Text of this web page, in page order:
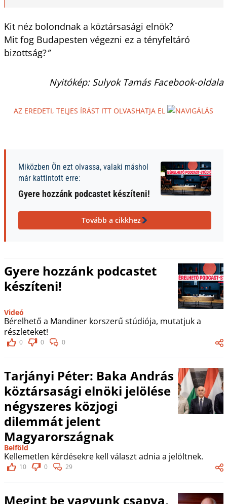
Kit néz bolondnak a köztársasági elnök?
Mit fog Budapesten végezni ez a tényfeltáró
bizottság?”
Nyitókép: Sulyok Tamás Facebook-oldala
AZ EREDETI, TELJES ÍRÁST ITT OLVASHATJA EL
Miközben Ön ezt olvassa, valaki máshol
már kattintott erre:
Gyere hozzánk podcastet készíteni!
Tovább a cikkhez
Gyere hozzánk podcastet
készíteni!
Videó
Bérelhető a Mandiner korszerű stúdiója, mutatjuk a
részleteket!
0 0 0
Tarjányi Péter: Baka András
köztársasági elnöki jelölése
négyszeres közjogi
dilemmát jelent
Magyarországnak
Belföld
Kellemetlen kérdésekre kell választ adnia a jelöltnek.
10 0 29
Megint be vagyunk csapva,